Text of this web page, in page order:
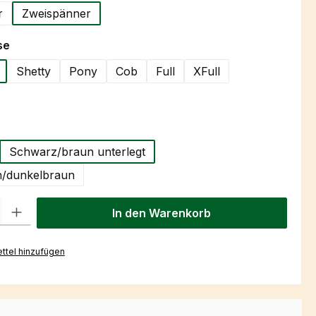
Zweispänner
auswählen
Shetty Pony Cob Full
XFull
Schwarz/braun unterlegt
dunkelbraun
Gib den gewünschten Wert ein oder benutze die Schaltflächen
In den Warenkorb
hinzufügen